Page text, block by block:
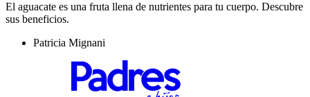
El aguacate es una fruta llena de nutrientes para tu cuerpo. Descubre
sus beneficios.
Patricia Mignani